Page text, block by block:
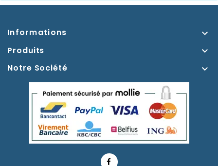
Informations 
Produits 
Notre Société 